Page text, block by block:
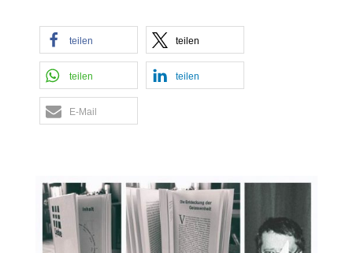
teilen teilen
teilen teilen
E-Mail